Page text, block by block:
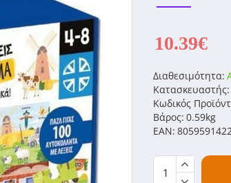
Διαθεσιμότητα:
Κατασκευαστής:
Κωδικός
Βάρος: 0.59kg
EAN:
10.39€